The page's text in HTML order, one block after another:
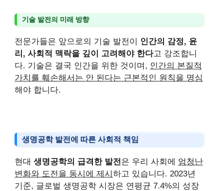
기술 발전의 미래 방향
전문가들은 앞으로의 기술 발전이 인간의 감정, 윤
리, 사회적 맥락을 깊이 고려해야 한다고 강조합니
다. 기술은 결국 인간을 위한 것이며, 인간의 본질적
가치를 훼손해서는 안 된다는 근본적인 원칙을 명심
해야 합니다.
생명공학 발전에 따른 사회적 책임
현대 생명공학의 급격한 발전 은 우리 사회에 엄청난
변화와 도전을 동시에 제시하고 있습니다. 2023년
기준, 글로벌 생명공학 시장은 연평균 7.4%의 성장